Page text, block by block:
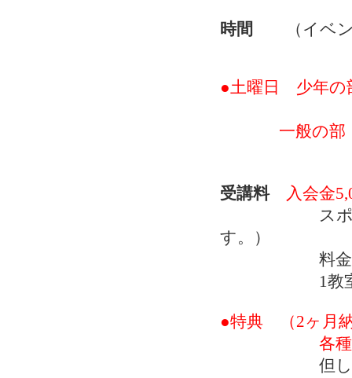
時間 （イベン
●土曜日 少年の
一般の
受講料
入会金
スポーツ
す。）
料金 月極
1教室で1
●特典 （2ヶ月
各種教室
但し、入会